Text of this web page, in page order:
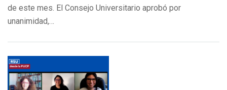
de este mes. El Consejo Universitario aprobó por
unanimidad,…